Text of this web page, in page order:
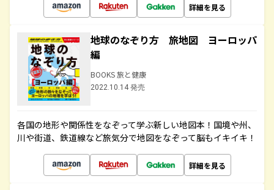
詳細を見る
地球のなぞり方 旅地図 ヨーロッパ
編
BOOKS 旅と健康
2022.10.14 発売
各国の地形や関係性をなぞって学ぶ新しい地図本！国境や州、
川や街道、鉄道線など旅気分で地図をなぞって脳もイキイキ！
詳細を見る